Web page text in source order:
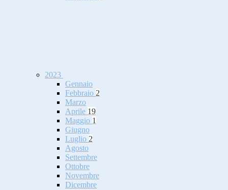
2023
Gennaio
Febbraio 2
Marzo
Aprile 19
Maggio 1
Giugno
Luglio 2
Agosto
Settembre
Ottobre
Novembre
Dicembre